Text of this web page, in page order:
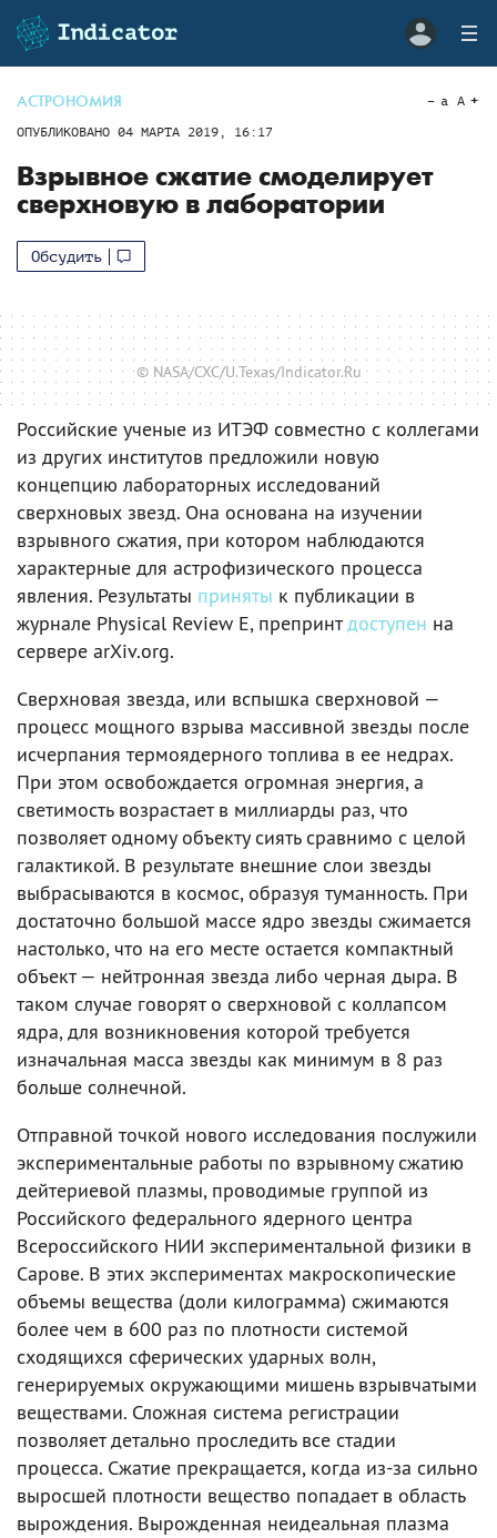
АСТРОНОМИЯ
ОПУБЛИКОВАНО 04 МАРТА 2019, 16:17
a A
Взрывное сжатие смоделирует
сверхновую в лаборатории
Обсудить
© NASA/CXC/U.Texas/Indicator.Ru
Российские ученые из ИТЭФ совместно с коллегами
из других институтов предложили новую
концепцию лабораторных исследований
сверхновых звезд. Она основана на изучении
взрывного сжатия, при котором наблюдаются
характерные для астрофизического процесса
явления. Результаты приняты к публикации в
журнале Physical Review E, препринтдоступен на
сервере arXiv.org.
Сверхновая звезда, или вспышка сверхновой —
процесс мощного взрыва массивной звезды после
исчерпания термоядерного топлива в ее недрах.
При этом освобождается огромная энергия, а
светимость возрастает в миллиарды раз, что
позволяет одному объекту сиять сравнимо с целой
галактикой. В результате внешние слои звезды
выбрасываются в космос, образуя туманность. При
достаточно большой массе ядро звезды сжимается
настолько, что на его месте остается компактный
объект — нейтронная звезда либо черная дыра. В
таком случае говорят о сверхновой с коллапсом
ядра, для возникновения которой требуется
изначальная масса звезды как минимум в 8 раз
больше солнечной.
Отправной точкой нового исследования послужили
экспериментальные работы по взрывному сжатию
дейтериевой плазмы, проводимые группой из
Российского федерального ядерного центра
Всероссийского НИИ экспериментальной физики в
Сарове. В этих экспериментах макроскопические
объемы вещества (доли килограмма) сжимаются
более чем в 600 раз по плотности системой
сходящихся сферических ударных волн,
генерируемых окружающими мишень взрывчатыми
веществами. Сложная система регистрации
позволяет детально проследить все стадии
процесса. Сжатие прекращается, когда из-за сильно
выросшей плотности вещество попадает в область
вырождения. Вырожденная неидеальная плазма